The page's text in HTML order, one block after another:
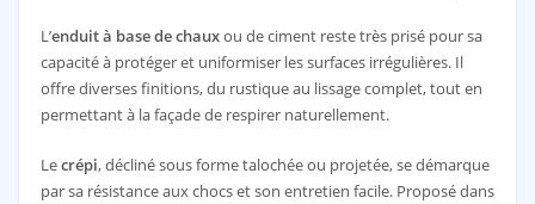
L’enduit à base de chauxou de ciment reste très prisé pour sa
capacité à protéger et uniformiser les surfaces irrégulières. Il
offre diverses finitions, du rustique au lissage complet, tout en
permettant à la façade de respirer naturellement.
Lecrépi, décliné sous forme talochée ou projetée, se démarque
par sa résistance aux chocs et son entretien facile. Proposé dans